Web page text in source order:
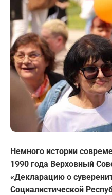
Немного истории
1990 года Верховный
«Декларацию о
Социалистической